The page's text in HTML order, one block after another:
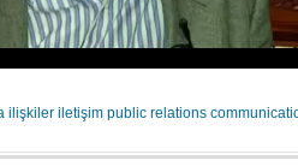
ilişkiler iletişim public relations